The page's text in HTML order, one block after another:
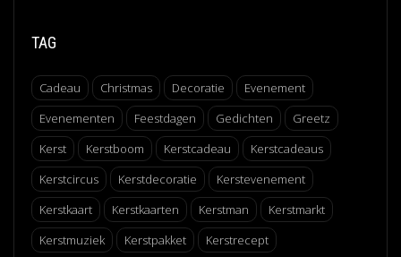
TAG
Cadeau Christmas Decoratie
Evenement
Evenementen
Feestdagen Gedichten
Greetz
Kerst
Kerstboom Kerstcadeau
Kerstcadeaus
Kerstcircus
Kerstdecoratie
Kerstevenement
Kerstkaart
Kerstkaarten Kerstman
Kerstmarkt
Kerstmuziek
Kerstpakket Kerstrecept